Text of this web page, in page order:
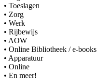
• Toeslagen
• Zorg
• Werk
• Rijbewijs
• AOW
• Online Bibliotheek / e-books
• Apparatuur
• Online
• En meer!